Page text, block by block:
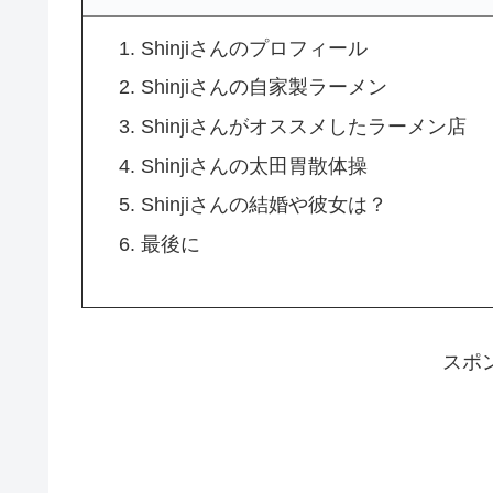
Shinjiさんのプロフィール
Shinjiさんの自家製ラーメン
Shinjiさんがオススメしたラーメン店
Shinjiさんの太田胃散体操
Shinjiさんの結婚や彼女は？
最後に
スポ